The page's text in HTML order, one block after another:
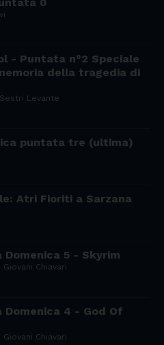
- Puntata n°2 Speciale
della tragedia di
Levante
puntata tre (ultima)
Atri Fioriti a Sarzana
5 - Skyrim
Chiavari
4 - God Of
Chiavari